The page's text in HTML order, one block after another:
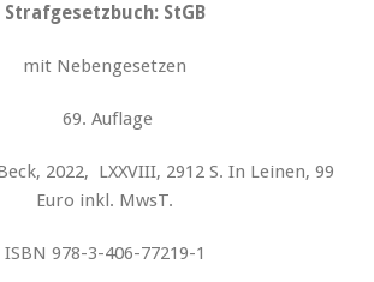
Strafgesetzbuch: StGB
mit Nebengesetzen
69. Auflage
2022, LXXVIII, 2912 S. In Leinen, 99
Euro inkl. MwsT.
ISBN 978-3-406-77219-1